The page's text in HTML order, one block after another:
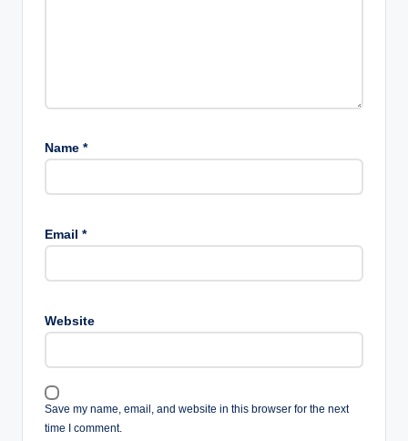
Name *
Email *
Website
Save my name, email, and website in this browser for the next
time I comment.